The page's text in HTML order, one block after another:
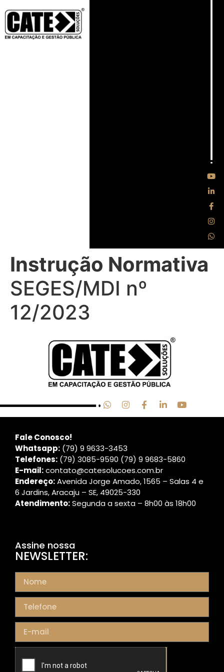
Instrução Normativa
SEGES/MDI nº
12/2023
Fale Conosco!
Whatsapp: (79) 9 9633-3453
Telefones: (79) 3085-9590 (79) 9 9683-5860
E-mail:contato@catesolucoes.com.br
Endereço:Avenida Jorge Amado, 1565 – Salas 4 e
6 Jardins, Aracaju – SE, 49025-330
Atendimento:Segunda a sexta – 8h00 às 18h00
Assine nossa
NEWSLETTER: